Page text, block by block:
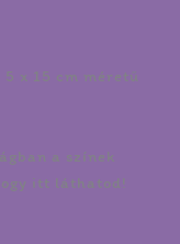
x 15 cm méretű
a színek
itt láthatod!